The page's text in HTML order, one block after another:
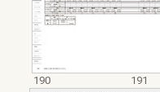
190
191